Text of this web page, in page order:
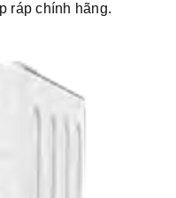
ráp chính hãng.